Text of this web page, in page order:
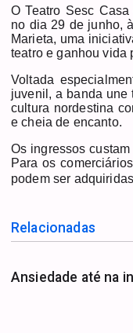
O Teatro Sesc
no dia 29 de junho,
Marieta, uma
teatro e ganhou vida
Voltada
juvenil, a banda une
cultura nordestina
e cheia de encanto.
Os ingressos
Para os
podem ser adquiridas
Relacionadas
Ansiedade até na